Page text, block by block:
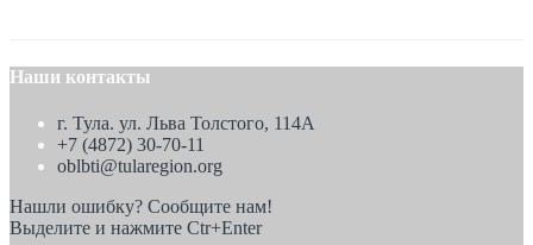
Наши контакты
г. Тула. ул. Льва Толстого, 114А
+7 (4872) 30-70-11
oblbti@tularegion.org
Нашли ошибку? Сообщите нам!
Выделите и нажмите Ctr+Enter